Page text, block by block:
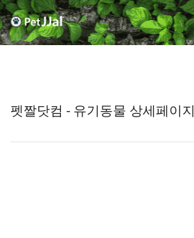
펫짤닷컴 - 유기동물 상세페이지